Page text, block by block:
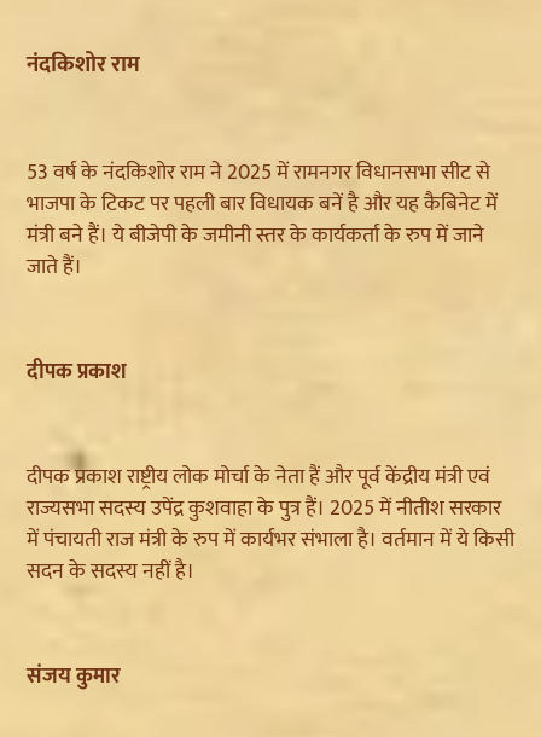
नंदकिशोर राम
53 वर्ष के नंदकिशोर राम ने 2025 में रामनगर विधानसभा सीट से
भाजपा के टिकट पर पहली बार विधायक बनें है और यह कैबिनेट में
मंत्री बने हैं। ये बीजेपी के जमीनी स्तर के कार्यकर्ता के रुप में जाने
जाते हैं।
दीपक प्रकाश
दीपक प्रकाश राष्ट्रीय लोक मोर्चा के नेता हैं और पूर्व केंद्रीय मंत्री एवं
राज्यसभा सदस्य उपेंद्र कुशवाहा के पुत्र हैं। 2025 में नीतीश सरकार
में पंचायती राज मंत्री के रुप में कार्यभर संभाला है। वर्तमान में ये किसी
सदन के सदस्य नहीं है।
संजय कुमार